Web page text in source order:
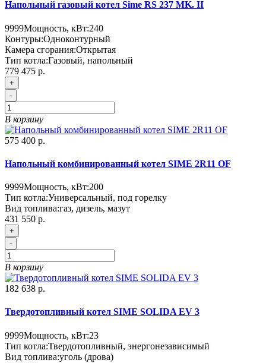
Напольный газовый котел Sime RS 237 MK. II
9999Мощность, кВт:240
Контуры:Одноконтурный
Камера сгорания:Открытая
Тип котла:Газовый, напольный
779 475 р.
+
-
В корзину
575 400 р.
Напольный комбинированный котел SIME 2R11 OF
9999Мощность, кВт:200
Тип котла:Универсальный, под горелку
Вид топлива:газ, дизель, мазут
431 550 р.
+
-
В корзину
182 638 р.
Твердотопливный котел SIME SOLIDA EV 3
9999Мощность, кВт:23
Тип котла:Твердотопливный, энергонезависимый
Вид топлива:уголь (дрова)